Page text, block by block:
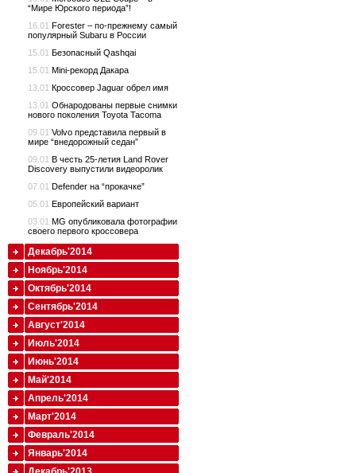
“Мире Юрского периода”!
16.01 Forester – по-прежнему самый
популярный Subaru в России
15.01 Безопасный Qashqai
15.01 Mini-рекорд Дакара
13.01 Кроссовер Jaguar обрел имя
13.01 Обнародованы первые снимки
нового поколения Toyota Tacoma
09.01 Volvo представила первый в
мире “внедорожный седан”
09.01 В честь 25-летия Land Rover
Discovery выпустили видеоролик
07.01 Defender на “прокачке”
05.01 Европейский вариант
03.01 MG опубликовала фотографии
своего первого кроссовера
Декабрь'2014
Ноябрь'2014
Октябрь'2014
Сентябрь'2014
Август'2014
Июль'2014
Июнь'2014
Май'2014
Апрель'2014
Март'2014
Февраль'2014
Январь'2014